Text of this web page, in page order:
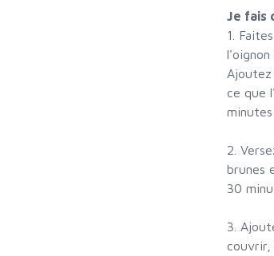
Je fais
1.
Ajoutez
ce que
minutes
2.
brunes
30
3.
couvrir,